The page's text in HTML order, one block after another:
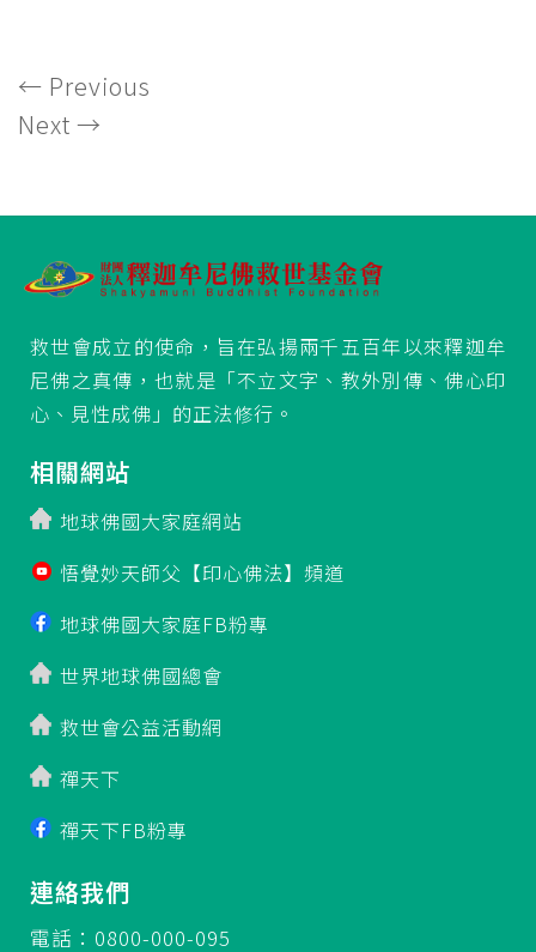
← Previous
Next →
救世會成立的使命，旨在弘揚兩千五百年以來釋迦牟
尼佛之真傳，也就是「不立文字、教外別傳、佛心印
心、見性成佛」的正法修行。
相關網站
地球佛國大家庭網站
悟覺妙天師父【印心佛法】頻道
地球佛國大家庭FB粉專
世界地球佛國總會
救世會公益活動網
禪天下
禪天下FB粉專
連絡我們
電話：0800-000-095